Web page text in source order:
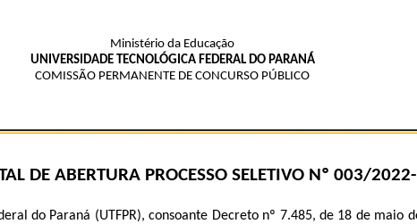
Ministério da Educação
UNIVERSIDADE TECNOLÓGICA FEDERAL DO PARANÁ
COMISSÃO PERMANENTE DE CONCURSO PÚBLICO
DE ABERTURA PROCESSO SELETIVO Nº 003/2022-
do Paraná (UTFPR), consoante Decreto nº 7.485, de 18 de